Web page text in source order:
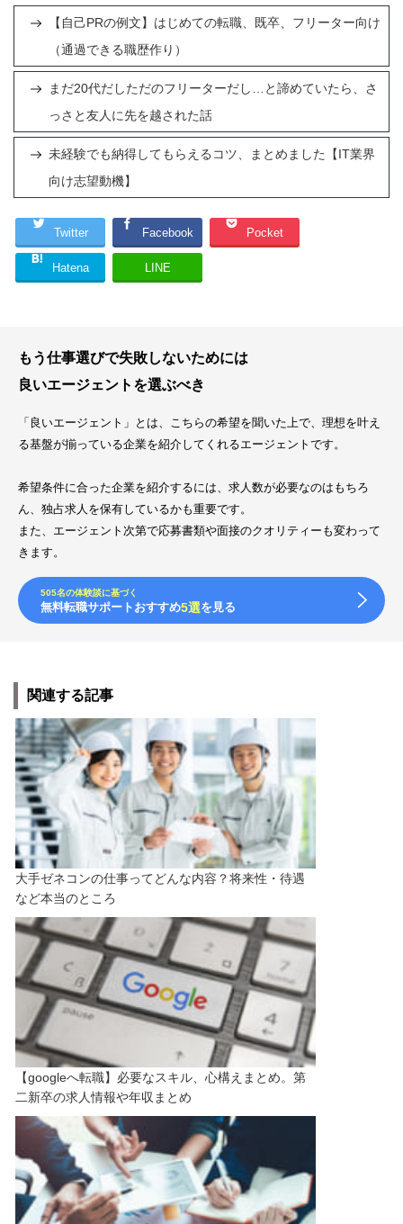
【自己PRの例文】はじめての転職、既卒、フリーター向け
（通過できる職歴作り）
まだ20代だしただのフリーターだし…と諦めていたら、さ
っさと友人に先を越された話
未経験でも納得してもらえるコツ、まとめました【IT業界
向け志望動機】
Twitter Facebook Pocket
Hatena LINE
もう仕事選びで失敗しないためには
良いエージェントを選ぶべき
「良いエージェント」とは、こちらの希望を聞いた上で、理想を叶え
る基盤が揃っている企業を紹介してくれるエージェントです。
希望条件に合った企業を紹介するには、求人数が必要なのはもちろ
ん、独占求人を保有しているかも重要です。
また、エージェント次第で応募書類や面接のクオリティーも変わって
きます。
505名の体験談に基づく
無料転職サポートおすすめ5選を見る
関連する記事
大手ゼネコンの仕事ってどんな内容？将来性・待遇
など本当のところ
【googleへ転職】必要なスキル、心構えまとめ。第
二新卒の求人情報や年収まとめ